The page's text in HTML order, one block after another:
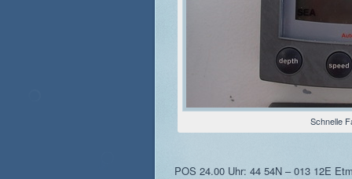
Schnelle
POS 24.00 Uhr: 44 54N – 013 12E